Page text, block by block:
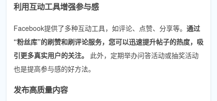
利用互动工具增强参与感
Facebook提供了多种互动工具，如评论、点赞、分享等。 通过
“粉丝库”的刷赞和刷评论服务，您可以迅速提升帖子的热度，吸
引更多真实用户的关注。
此外，定期举办问答活动或抽奖活动
也是提高参与感的好方法。
发布高质量内容